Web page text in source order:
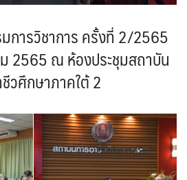
การวิชาการ ครั้งที่ 2/2565
2565 ณ ห้องประชุมสถาบัน
วศึกษาภาคใต้ 2